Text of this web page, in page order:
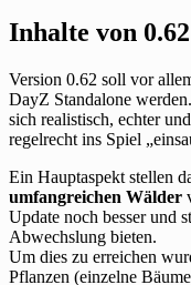
Inhalte von 0.62
Version 0.62 soll vor
DayZ Standalone
sich realistisch, echter
regelrecht ins Spiel
Ein Hauptaspekt stellen
umfangreichen Wälder
Update noch besser und
Abwechslung bieten.
Um dies zu erreichen
Pflanzen (einzelne